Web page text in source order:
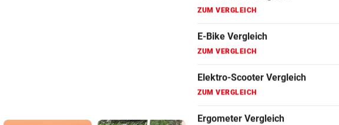
Fahrradanhänger Vergleich
ZUM VERGLEICH
Faszienrolle Vergleich
Hoverboard Vergleich